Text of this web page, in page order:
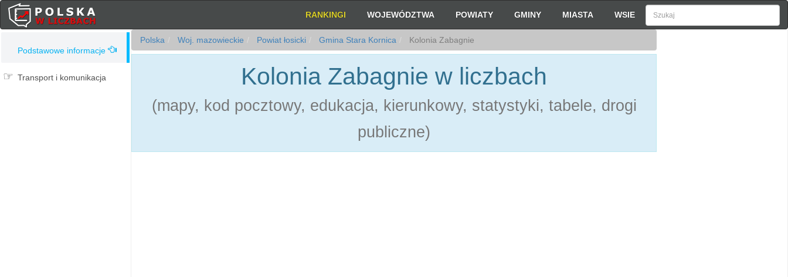
RANKINGI WOJEWÓDZTWA POWIATY GMINY MIASTA WSIE
Podstawowe informacje
Transport i komunikacja
Polska Woj. mazowieckie Powiat łosicki Gmina Stara Kornica Kolonia Zabagnie
Kolonia Zabagnie w liczbach
(mapy, kod pocztowy, edukacja, kierunkowy, statystyki, tabele, drogi
publiczne)